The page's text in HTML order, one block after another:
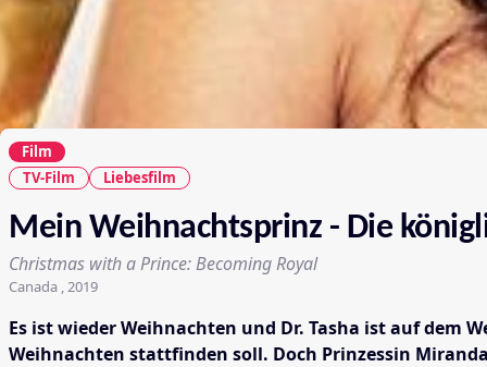
Film
TV-Film
Liebesfilm
Mein Weihnachtsprinz - Die
Christmas with a Prince: Becoming Royal
Canada , 2019
Es ist wieder Weihnachten und Dr. Tasha ist auf dem
Weihnachten stattfinden soll. Doch Prinzessin